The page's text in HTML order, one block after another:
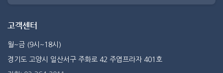
고객센터
월~금 (9시~18시)
경기도 고양시 일산서구 주화로 42 주엽프라자 401호